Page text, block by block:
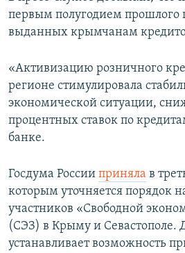
первым полугодием прошлого
выданных крымчанам
«Активизацию розничного
регионе стимулировала
экономической ситуации,
процентных ставок по
банке.
Госдума России приняла в
которым уточняется порядок
участников «Свободной
(СЭЗ) в Крыму и Севастополе.
устанавливает возможность